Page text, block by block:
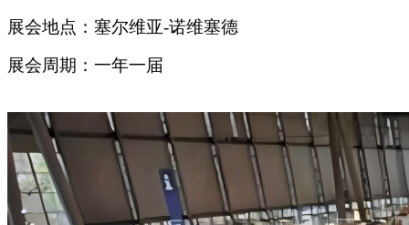
展会地点：塞尔维亚-诺维塞德
展会周期：一年一届